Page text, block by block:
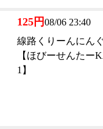
125円08/06 23:40
線路くりーんにん
【ほびーせんたー
1】